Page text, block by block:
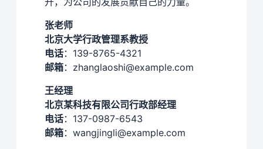
张老师
北京大学行政管理系教授
电话：139-8765-4321
邮箱：zhanglaoshi@example.com
王经理
北京某科技有限公司行政部经理
电话：137-0987-6543
邮箱：wangjingli@example.com